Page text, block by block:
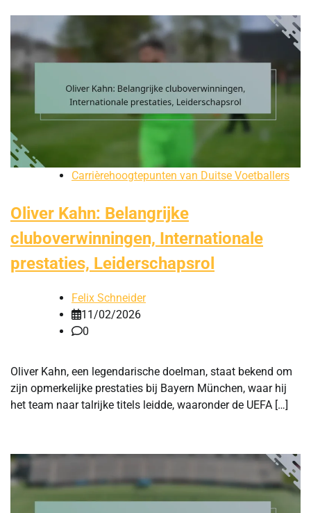
Carrièrehoogtepunten van Duitse Voetballers
Oliver Kahn: Belangrijke
cluboverwinningen, Internationale
prestaties, Leiderschapsrol
Felix Schneider
11/02/2026
0
Oliver Kahn, een legendarische doelman, staat bekend om
zijn opmerkelijke prestaties bij Bayern München, waar hij
het team naar talrijke titels leidde, waaronder de UEFA […]